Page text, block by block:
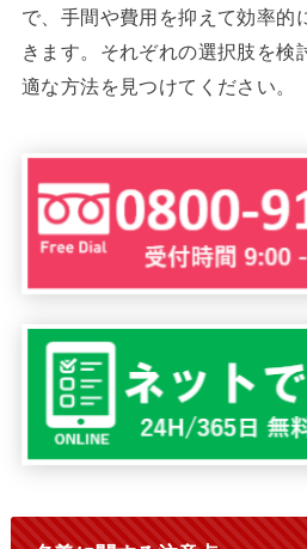
で、手間や費用を抑えて効率的
きます。それぞれの選択肢を検
適な方法を見つけてください。